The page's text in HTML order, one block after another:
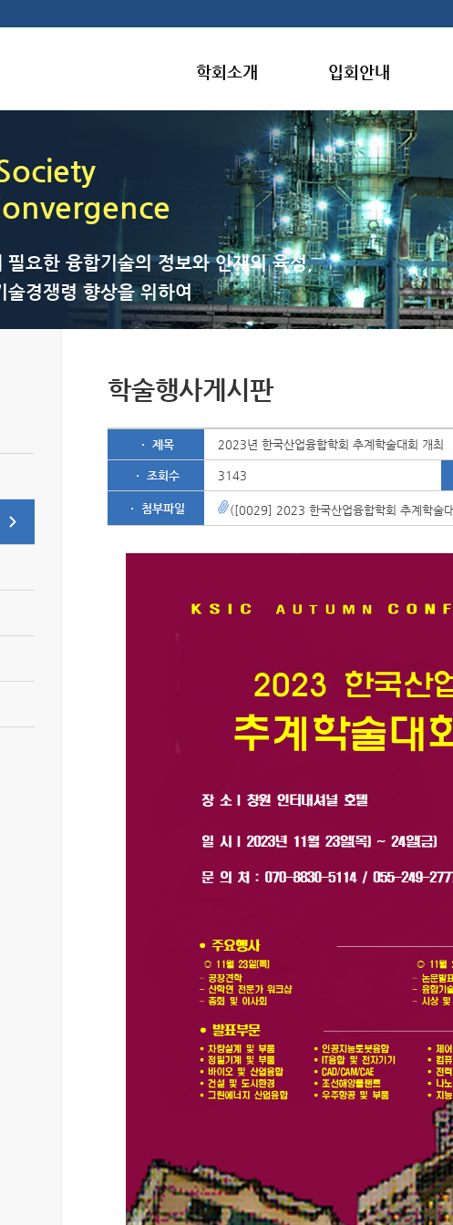
학회소개 입회안내
필요한 융합기술의 정보와 인재의 육성,
경쟁령 향상을 위하여
학술행사게시판
ㆍ 제목 2023년 한국산업융합학회 추계학술대회 개최
ㆍ 조회수 3143
ㆍ 첨부파일 ([0029] 2023 한국산업융합학회 추계학술